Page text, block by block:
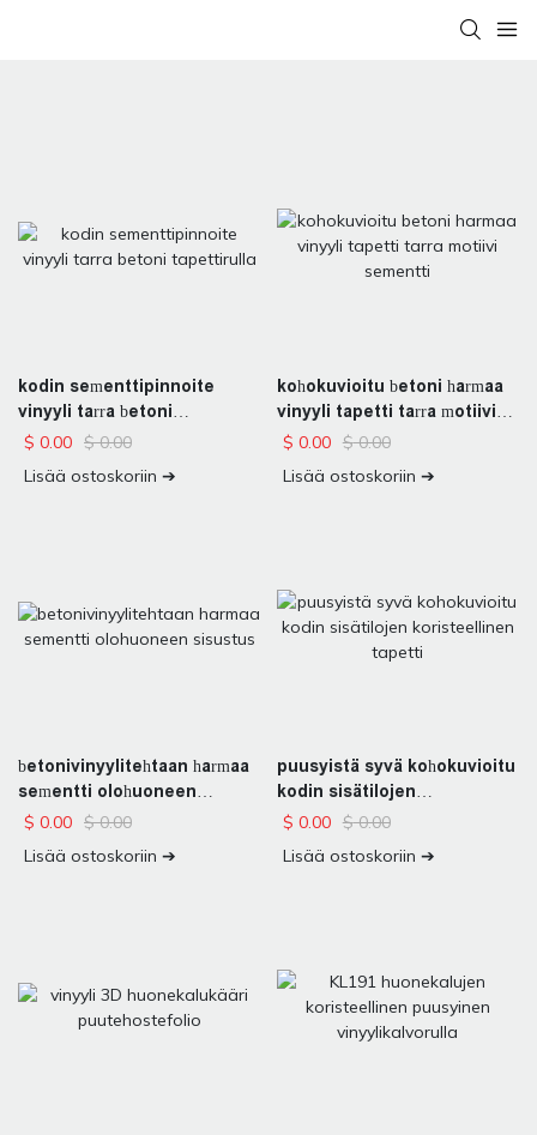
kodin sementtipinnoite
vinyyli tarra betoni
tapettirulla
$ 0.00 $0.00
Lisää ostoskoriin ➔
kohokuvioitu betoni harmaa
vinyyli tapetti tarra motiivi
sementti
$ 0.00 $0.00
Lisää ostoskoriin ➔
betonivinyylitehtaan harmaa
sementti olohuoneen
sisustus
$ 0.00 $0.00
Lisää ostoskoriin ➔
puusyistä syvä kohokuvioitu
kodin sisätilojen
koristeellinen tapetti
$ 0.00 $0.00
Lisää ostoskoriin ➔